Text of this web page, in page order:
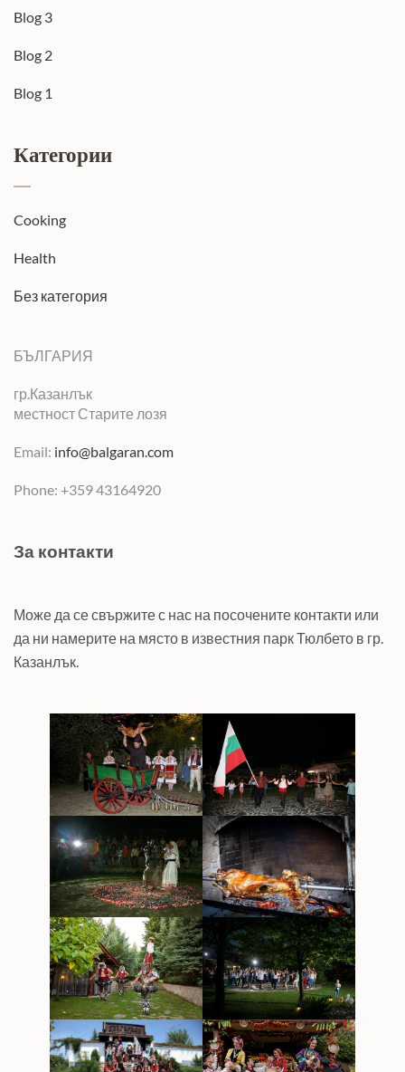
Blog 3
Blog 2
Blog 1
Категории
Cooking
Health
Без категория
БЪЛГАРИЯ
гр.Казанлък
местност Старите лозя
Email: info@balgaran.com
Phone: +359 43164920
За контакти
Може да се свържите с нас на посочените контакти или
да ни намерите на място в известния парк Тюлбето в гр.
Казанлък.